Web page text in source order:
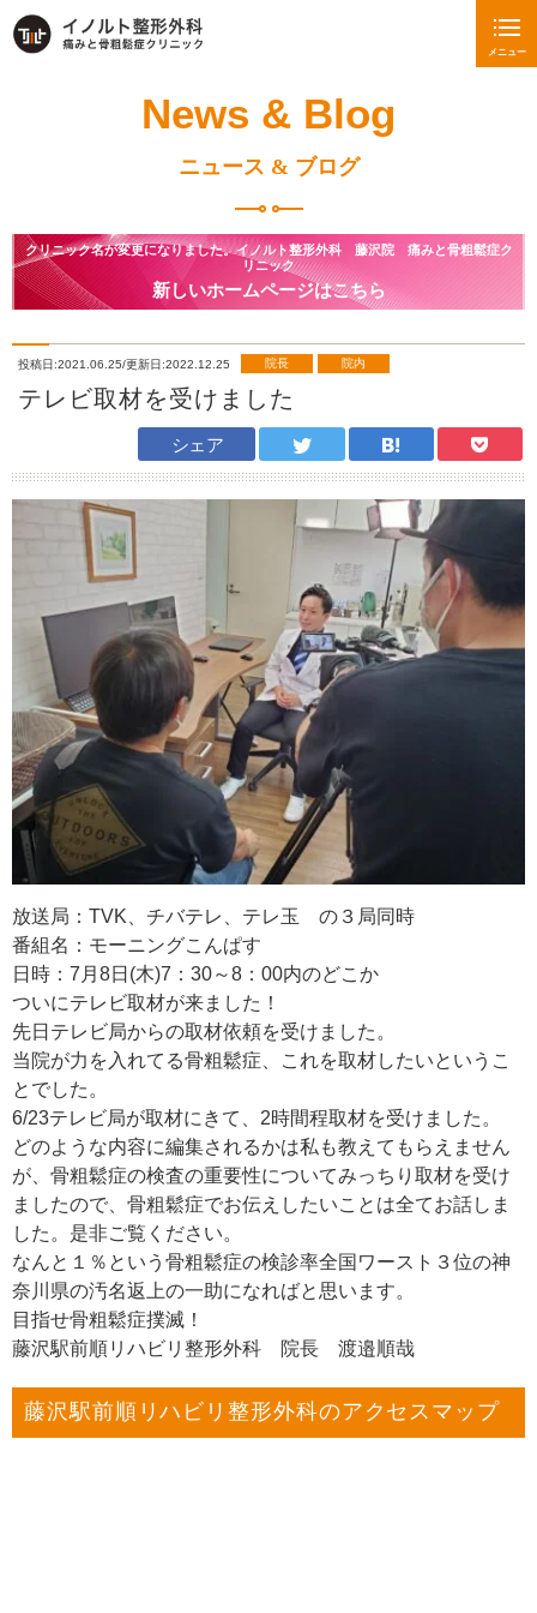
メニュー
News & Blog
ニュース & ブログ
クリニック名が変更になりました。イノルト整形外科 藤沢院 痛みと骨粗鬆症ク
リニック
新しいホームページはこちら
投稿日:2021.06.25/更新日:2022.12.25 院長 院内
テレビ取材を受けました
シェア
放送局：TVK、チバテレ、テレ玉 の３局同時
番組名：モーニングこんぱす
日時：7月8日(木)7：30～8：00内のどこか
ついにテレビ取材が来ました！
先日テレビ局からの取材依頼を受けました。
当院が力を入れてる骨粗鬆症、これを取材したいというこ
とでした。
6/23テレビ局が取材にきて、2時間程取材を受けました。
どのような内容に編集されるかは私も教えてもらえません
が、骨粗鬆症の検査の重要性についてみっちり取材を受け
ましたので、骨粗鬆症でお伝えしたいことは全てお話しま
した。是非ご覧ください。
なんと１％という骨粗鬆症の検診率全国ワースト３位の神
奈川県の汚名返上の一助になればと思います。
目指せ骨粗鬆症撲滅！
藤沢駅前順リハビリ整形外科 院長 渡邉順哉
藤沢駅前順リハビリ整形外科のアクセスマップ